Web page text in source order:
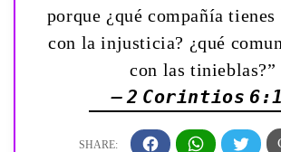
porque ¿qué compañía
con la injusticia? ¿qué
con las tinieblas?”
— 2 Corintios